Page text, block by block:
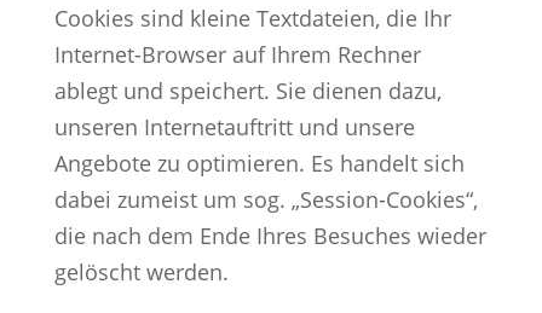
Cookies sind kleine Textdateien, die Ihr
Internet-Browser auf Ihrem Rechner
ablegt und speichert. Sie dienen dazu,
unseren Internetauftritt und unsere
Angebote zu optimieren. Es handelt sich
dabei zumeist um sog. „Session-Cookies“,
die nach dem Ende Ihres Besuches wieder
gelöscht werden.